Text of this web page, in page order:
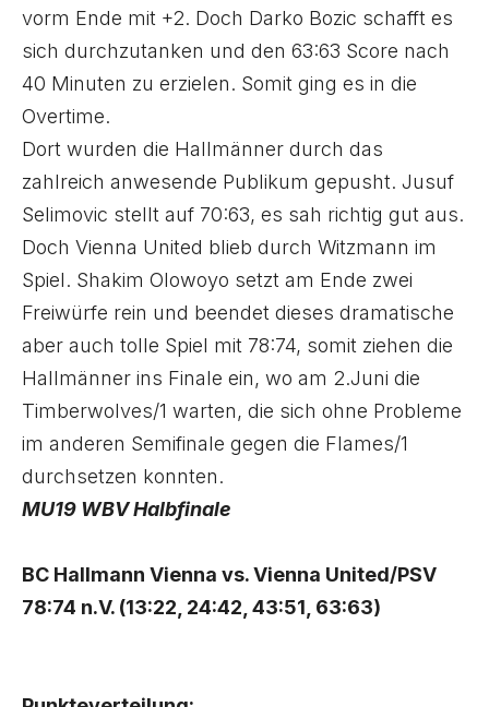
vorm Ende mit +2. Doch Darko Bozic schafft es
sich durchzutanken und den 63:63 Score nach
40 Minuten zu erzielen. Somit ging es in die
Overtime.
Dort wurden die Hallmänner durch das
zahlreich anwesende Publikum gepusht. Jusuf
Selimovic stellt auf 70:63, es sah richtig gut aus.
Doch Vienna United blieb durch Witzmann im
Spiel. Shakim Olowoyo setzt am Ende zwei
Freiwürfe rein und beendet dieses dramatische
aber auch tolle Spiel mit 78:74, somit ziehen die
Hallmänner ins Finale ein, wo am 2.Juni die
Timberwolves/1 warten, die sich ohne Probleme
im anderen Semifinale gegen die Flames/1
durchsetzen konnten.
MU19 WBV Halbfinale
BC Hallmann Vienna vs. Vienna United/PSV
78:74 n.V. (13:22, 24:42, 43:51, 63:63)